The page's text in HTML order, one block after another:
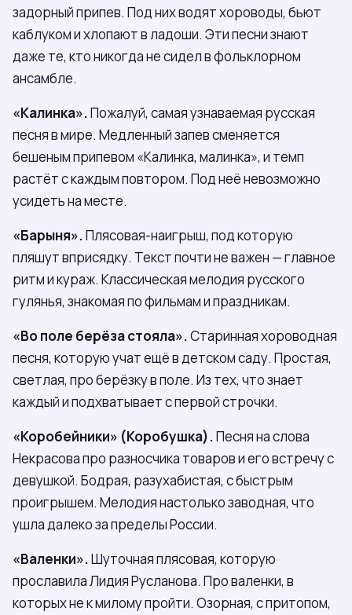
задорный припев. Под них водят хороводы, бьют
каблуком и хлопают в ладоши. Эти песни знают
даже те, кто никогда не сидел в фольклорном
ансамбле.
«Калинка».Пожалуй, самая узнаваемая русская
песня в мире. Медленный запев сменяется
бешеным припевом «Калинка, малинка», и темп
растёт с каждым повтором. Под неё невозможно
усидеть на месте.
«Барыня».Плясовая-наигрыш, под которую
пляшут вприсядку. Текст почти не важен — главное
ритм и кураж. Классическая мелодия русского
гулянья, знакомая по фильмам и праздникам.
«Во поле берёза стояла».Старинная хороводная
песня, которую учат ещё в детском саду. Простая,
светлая, про берёзку в поле. Из тех, что знает
каждый и подхватывает с первой строчки.
«Коробейники» (Коробушка).Песня на слова
Некрасова про разносчика товаров и его встречу с
девушкой. Бодрая, разухабистая, с быстрым
проигрышем. Мелодия настолько заводная, что
ушла далеко за пределы России.
«Валенки».Шуточная плясовая, которую
прославила Лидия Русланова. Про валенки, в
которых не к милому пройти. Озорная, с притопом,